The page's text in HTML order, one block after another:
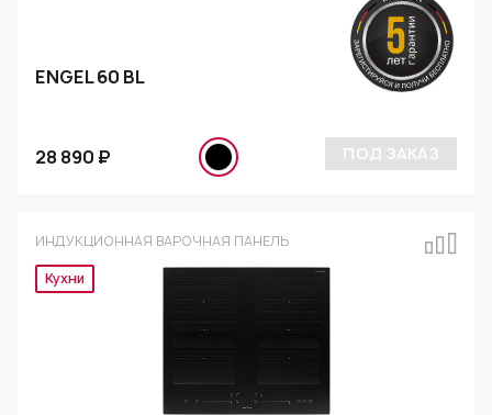
ENGEL 60 BL
28 890 ₽ ПОД ЗАКАЗ
ИНДУКЦИОННАЯ ВАРОЧНАЯ ПАНЕЛЬ
Кухни